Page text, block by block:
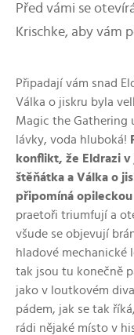
Před vámi se
Krischke, aby vám
Připadají vám snad
Válka o jiskru byla
Magic the Gathering
lávky, voda hluboká!
konflikt, že Eldrazi
štěňátka a Válka o
připomíná
praetoři triumfují a
všude se objevují
hladové mechanické
tak jsou tu konečně
jako v loutkovém
pádem, jak se tak
rádi nějaké místo v